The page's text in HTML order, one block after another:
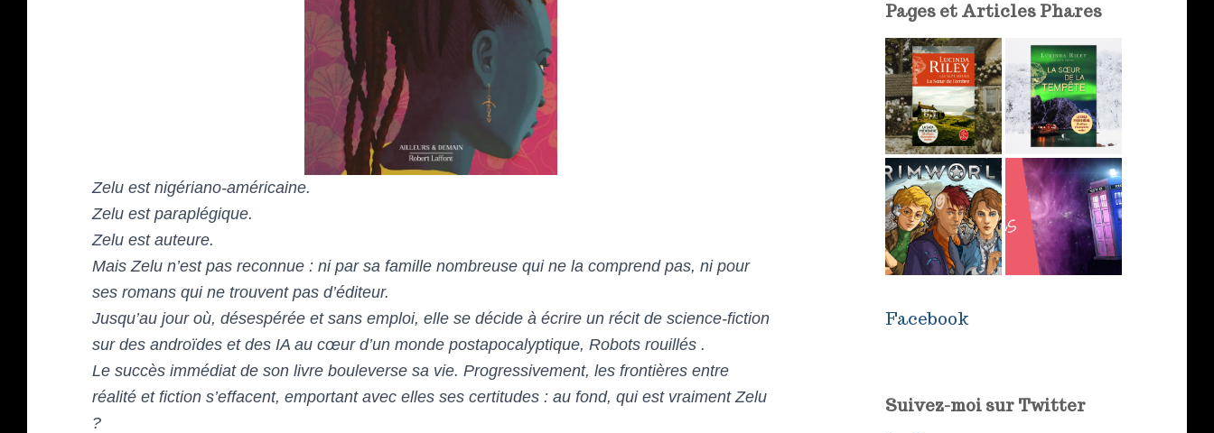
Zelu est nigériano-américaine.
Zelu est paraplégique.
Zelu est auteure.
Mais Zelu n’est pas reconnue : ni par sa famille nombreuse qui ne la comprend pas, ni pour
ses romans qui ne trouvent pas d’éditeur.
Jusqu’au jour où, désespérée et sans emploi, elle se décide à écrire un récit de science-fiction
sur des androïdes et des IA au cœur d’un monde postapocalyptique, Robots rouillés .
Le succès immédiat de son livre bouleverse sa vie. Progressivement, les frontières entre
réalité et fiction s’effacent, emportant avec elles ses certitudes : au fond, qui est vraiment Zelu
?
Pages et Articles Phares
Facebook
Suivez-moi sur Twitter